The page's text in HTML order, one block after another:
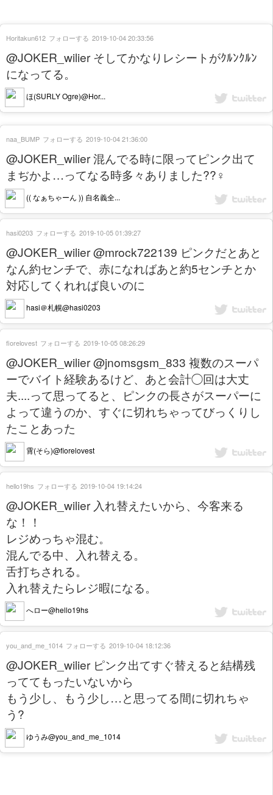
@JOKER_wilier そしてかなりレシートがｸﾙﾝｸﾙﾝ
になってる。
ほ(SURLY Ogre)@Hor...
Horitakun612 フォローする 2019-10-04 20:33:56
@JOKER_wilier 混んでる時に限ってピンク出て
まぢかよ…ってなる時多々ありました??‍♀️
(( なぁちゃーん )) 自名義全...
naa_BUMP フォローする 2019-10-04 21:36:00
@JOKER_wilier @mrock722139 ピンクだとあと
なん約センチで、赤になればあと約5センチとか
対応してくれれば良いのに
hasi＠札幌@hasi0203
hasi0203 フォローする 2019-10-05 01:39:27
@JOKER_wilier @jnomsgsm_833 複数のスーパ
ーでバイト経験あるけど、あと会計◯回は大丈
夫....って思ってると、ピンクの長さがスーパーに
よって違うのか、すぐに切れちゃってびっくりし
たことあった
霄(そら)@fiorelovest
fiorelovest フォローする 2019-10-05 08:26:29
@JOKER_wilier 入れ替えたいから、今客来る
な！！
レジめっちゃ混む。
混んでる中、入れ替える。
舌打ちされる。
入れ替えたらレジ暇になる。
へロー@hello19hs
hello19hs フォローする 2019-10-04 19:14:24
@JOKER_wilier ピンク出てすぐ替えると結構残
っててもったいないから
もう少し、もう少し…と思ってる間に切れちゃ
う?
ゆうみ@you_and_me_1014
you_and_me_1014 フォローする 2019-10-04 18:12:36